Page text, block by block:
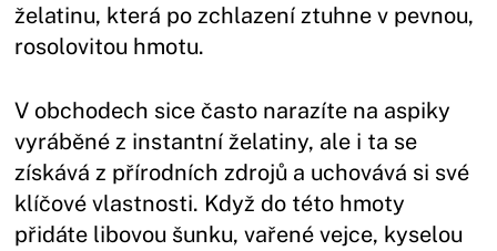
želatinu, která po zchlazení ztuhne v pevnou,
rosolovitou hmotu.
V obchodech sice často narazíte na aspiky
vyráběné z instantní želatiny, ale i ta se
získává z přírodních zdrojů a uchovává si své
klíčové vlastnosti. Když do této hmoty
přidáte libovou šunku, vařené vejce, kyselou